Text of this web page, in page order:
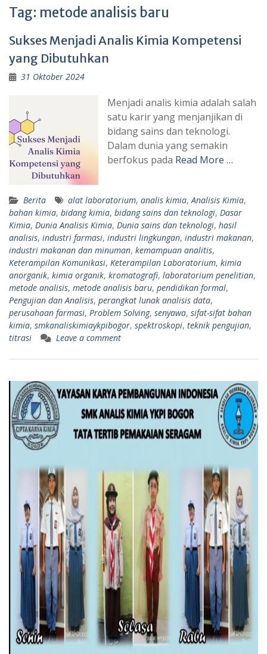
Tag: metode analisis baru
Sukses Menjadi Analis Kimia Kompetensi
yang Dibutuhkan
31 Oktober 2024
Menjadi analis kimia adalah salah
satu karir yang menjanjikan di
bidang sains dan teknologi.
Dalam dunia yang semakin
berfokus pada Read More …
Berita alat laboratorium, analis kimia, Analisis Kimia,
bahan kimia, bidang kimia, bidang sains dan teknologi, Dasar
Kimia, Dunia Analisis Kimia, Dunia sains dan teknologi, hasil
analisis, industri farmasi, industri lingkungan, industri makanan,
industri makanan dan minuman, kemampuan analitis,
Keterampilan Komunikasi, Keterampilan Laboratorium, kimia
anorganik, kimia organik, kromatografi, laboratorium penelitian,
metode analisis, metode analisis baru, pendidikan formal,
Pengujian dan Analisis, perangkat lunak analisis data,
perusahaan farmasi, Problem Solving, senyawa, sifat-sifat bahan
kimia, smkanaliskimiaykpibogor, spektroskopi, teknik pengujian,
titrasi
Leave a comment